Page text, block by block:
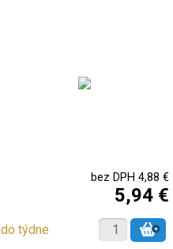
bez DPH 4,88 €
5,94 €
do týdne